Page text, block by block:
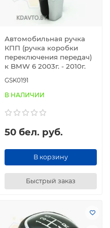
Автомобильная ручка
КПП (ручка коробки
переключения передач)
к BMW 6 2003г. - 2010г.
GSK0191
В НАЛИЧИИ
50 бел. руб.
В корзину
Быстрый заказ